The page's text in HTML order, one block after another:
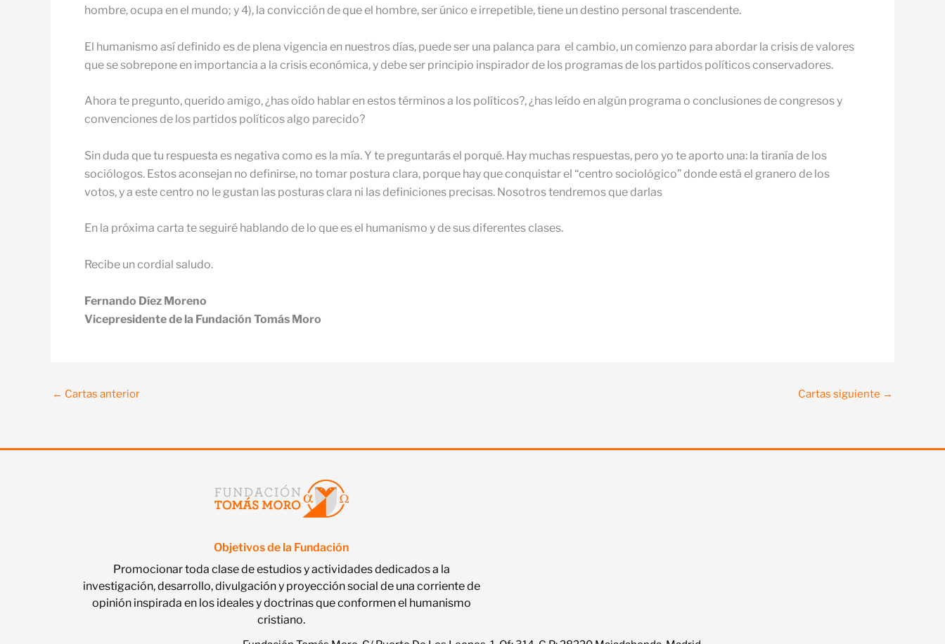
hombre, ocupa en el mundo; y 4), la convicción de que el hombre, ser único e irrepetible, tiene un destino personal trascendente.
El humanismo así definido es de plena vigencia en nuestros días, puede ser una palanca para el cambio, un comienzo para abordar la crisis de valores
que se sobrepone en importancia a la crisis económica, y debe ser principio inspirador de los programas de los partidos políticos conservadores.
Ahora te pregunto, querido amigo, ¿has oído hablar en estos términos a los políticos?, ¿has leído en algún programa o conclusiones de congresos y
convenciones de los partidos políticos algo parecido?
Sin duda que tu respuesta es negativa como es la mía. Y te preguntarás el porqué. Hay muchas respuestas, pero yo te aporto una: la tiranía de los
sociólogos. Estos aconsejan no definirse, no tomar postura clara, porque hay que conquistar el “centro sociológico” donde está el granero de los
votos, y a este centro no le gustan las posturas clara ni las definiciones precisas. Nosotros tendremos que darlas
En la próxima carta te seguiré hablando de lo que es el humanismo y de sus diferentes clases.
Recibe un cordial saludo.
Fernando Díez Moreno
Vicepresidente de la Fundación Tomás Moro
← Cartas anterior Cartas siguiente →
Objetivos de la Fundación
Promocionar toda clase de estudios y actividades dedicados a la
investigación, desarrollo, divulgación y proyección social de una corriente de
opinión inspirada en los ideales y doctrinas que conformen el humanismo
cristiano.